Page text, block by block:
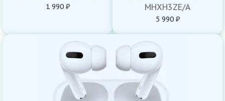
1 990 ₽
MHXH3ZE/A
5 990 ₽